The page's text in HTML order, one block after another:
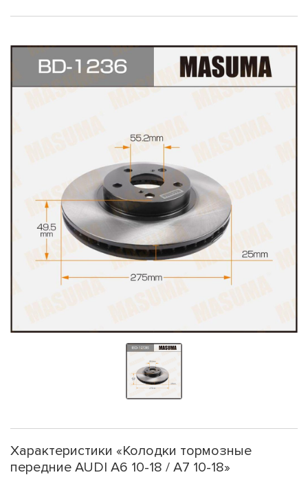
Характеристики «Колодки тормозные
передние AUDI A6 10-18 / A7 10-18»